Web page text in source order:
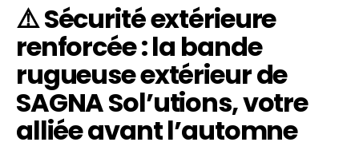
⚠️ Sécurité extérieure
renforcée : la bande
rugueuse extérieur de
SAGNA Sol’utions, votre
alliée avant l’automne